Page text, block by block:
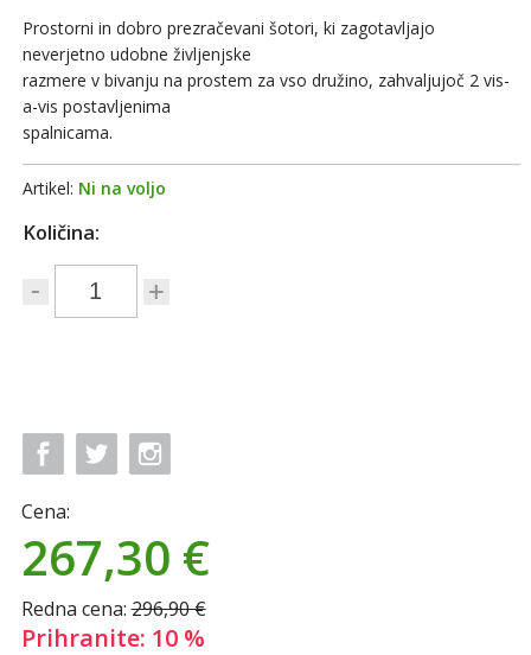
Prostorni in dobro prezračevani šotori, ki zagotavljajo
neverjetno udobne življenjske
razmere v bivanju na prostem za vso družino, zahvaljujoč 2 vis-
a-vis postavljenima
spalnicama.
Artikel: Ni na voljo
Količina:
Cena:
267,30 €
Redna cena:296,90 €
Prihranite: 10 %